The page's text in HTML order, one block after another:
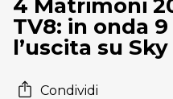
4 Matrimoni
TV8: in onda
l’uscita su
Condividi